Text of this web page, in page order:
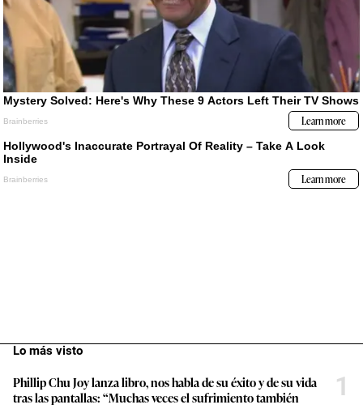
Lo más visto
Phillip Chu Joy lanza libro, nos habla de su éxito y de su vida
tras las pantallas: “Muchas veces el sufrimiento también
1